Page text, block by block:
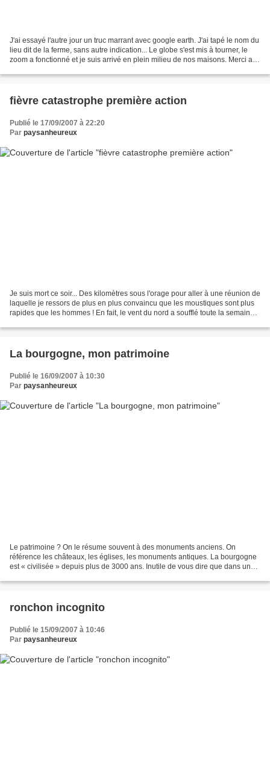
J'ai essayé l'autre jour un truc marrant avec google earth. J'ai tapé le nom du
lieu dit de la ferme, sans autre indication... Le globe s'est mis à tourner, le
zoom a fonctionné et je suis arrivé en plein milieu de nos maisons. Merci aux
fièvre catastrophe première action
Publié le 17/09/2007 à 22:20
Par paysanheureux
Je suis mort ce soir... Des kilomètres sous l'orage pour aller à une réunion de
laquelle je ressors de plus en plus convaincu que les moustiques sont plus
rapides que les hommes ! En fait, le vent du nord a soufflé toute la semaine
La bourgogne, mon patrimoine
Publié le 16/09/2007 à 10:30
Par paysanheureux
Le patrimoine ? On le résume souvent à des monuments anciens. On
référence les châteaux, les églises, les monuments antiques. La bourgogne
est « civilisée » depuis plus de 3000 ans. Inutile de vous dire que dans un
ronchon incognito
Publié le 15/09/2007 à 10:46
Par paysanheureux